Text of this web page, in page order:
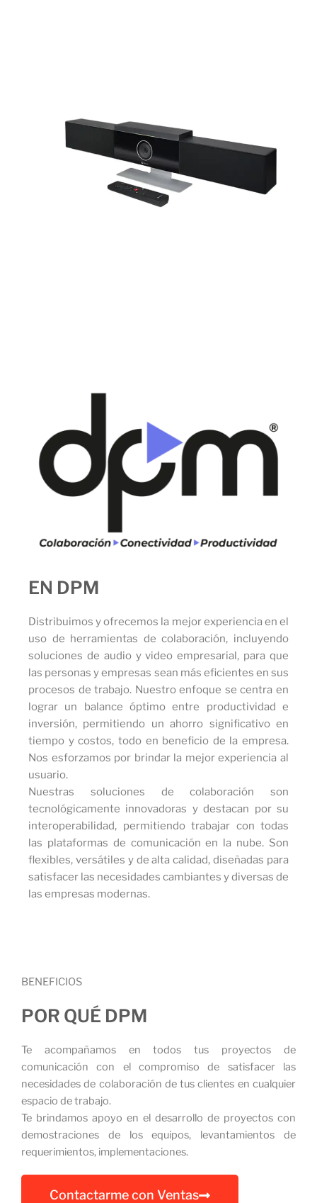
EN DPM
Distribuimos y ofrecemos la mejor experiencia en el
uso de herramientas de colaboración, incluyendo
soluciones de audio y video empresarial, para que
las personas y empresas sean más eficientes en sus
procesos de trabajo. Nuestro enfoque se centra en
lograr un balance óptimo entre productividad e
inversión, permitiendo un ahorro significativo en
tiempo y costos, todo en beneficio de la empresa.
Nos esforzamos por brindar la mejor experiencia al
usuario.
Nuestras soluciones de colaboración son
tecnológicamente innovadoras y destacan por su
interoperabilidad, permitiendo trabajar con todas
las plataformas de comunicación en la nube. Son
flexibles, versátiles y de alta calidad, diseñadas para
satisfacer las necesidades cambiantes y diversas de
las empresas modernas.
BENEFICIOS
POR QUÉ DPM
Te acompañamos en todos tus proyectos de
comunicación con el compromiso de satisfacer las
necesidades de colaboración de tus clientes en cualquier
espacio de trabajo.
Te brindamos apoyo en el desarrollo de proyectos con
demostraciones de los equipos, levantamientos de
requerimientos, implementaciones.
Contactarme con Ventas